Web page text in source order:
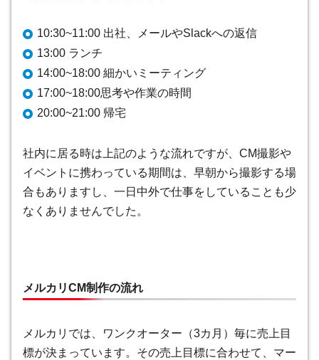
10:30~11:00 出社、メールやSlackへの返信
13:00 ランチ
14:00~18:00 細かいミーティング
17:00~18:00思考や作業の時間
20:00~21:00 帰宅
社内に居る時は上記のような流れですが、CM撮影や
イベントに携わっている期間は、早朝から撮影する場
合もありますし、一日中外で仕事をしていることも少
なくありませんでした。
メルカリCM制作の流れ
メルカリでは、ワンクオーター（3カ月）毎に売上目
標が決まっています。その売上目標に合わせて、マー